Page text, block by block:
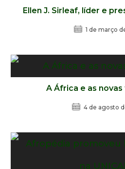
Ellen J. Sirleaf, líder e
1 de março
A África e as
4 de agosto